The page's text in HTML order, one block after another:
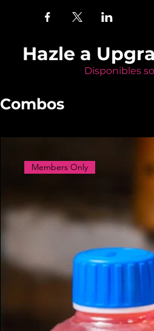
Hazle a
Disponibles
Combos
Members Only